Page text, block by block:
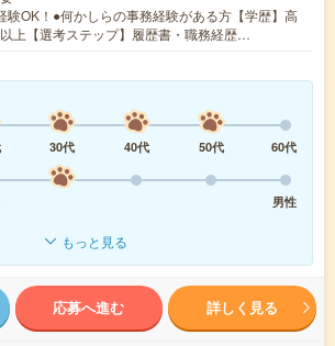
験OK！●何かしらの事務経験がある方【学歴】高
上【選考ステップ】履歴書・職務経歴…
30代 40代 50代
60代
男性
もっと見る
応募へ進む 詳しく見る